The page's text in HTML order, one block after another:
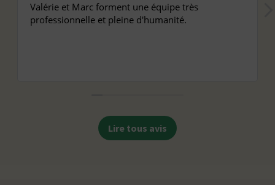
Valérie et Marc forment une équipe très
professionnelle et pleine d'humanité.
Lire tous avis